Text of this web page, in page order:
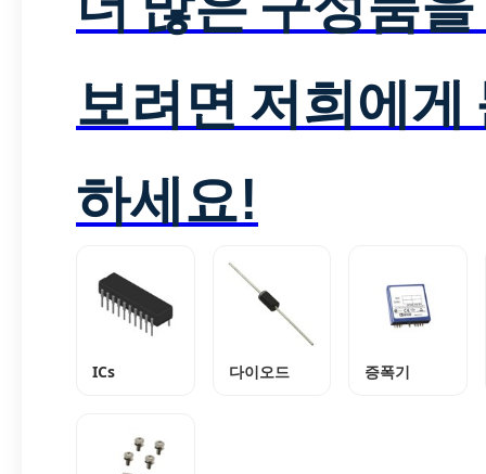
보려면 저희에게
하세요!
ICs 다이오드 증폭기